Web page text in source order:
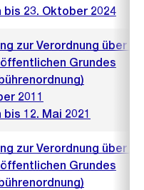
23. Oktober 2024
zur Verordnung über
Grundes
2011
12. Mai 2021
zur Verordnung über
Grundes